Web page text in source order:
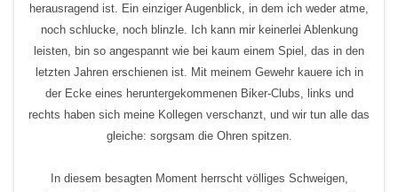
herausragend ist. Ein einziger Augenblick, in dem ich weder atme,
noch schlucke, noch blinzle. Ich kann mir keinerlei Ablenkung
leisten, bin so angespannt wie bei kaum einem Spiel, das in den
letzten Jahren erschienen ist. Mit meinem Gewehr kauere ich in
der Ecke eines heruntergekommenen Biker-Clubs, links und
rechts haben sich meine Kollegen verschanzt, und wir tun alle das
gleiche: sorgsam die Ohren spitzen.
In diesem besagten Moment herrscht völliges Schweigen,